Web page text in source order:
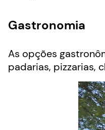
Gastronomia
As opções
padarias, pizzarias,